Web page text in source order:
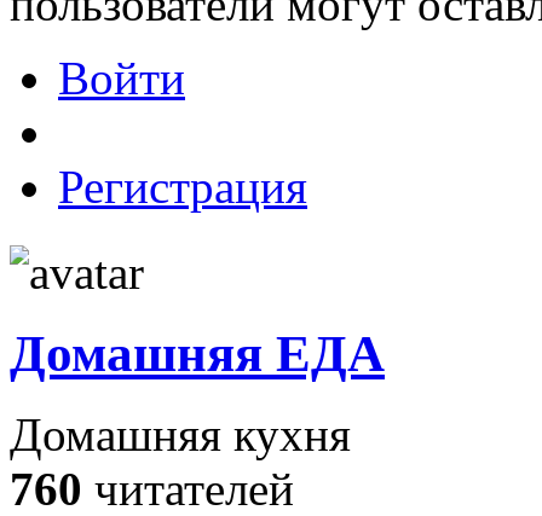
Войти
Регистрация
Домашняя ЕДА
Домашняя кухня
760 читателей